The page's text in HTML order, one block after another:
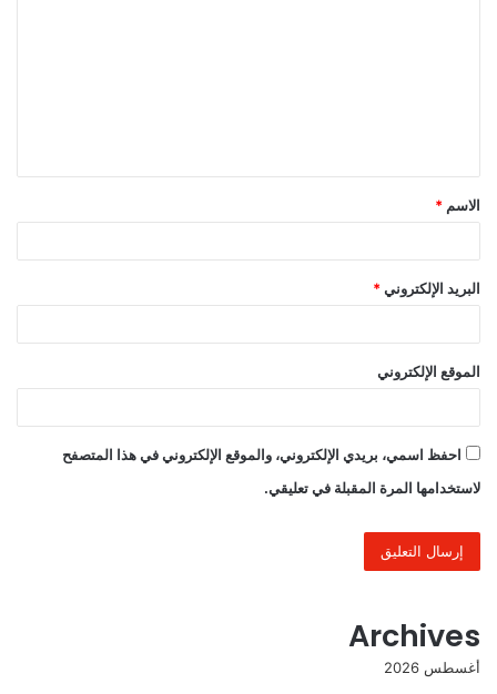
ق
*
الاسم *
البريد الإلكتروني *
الموقع الإلكتروني
احفظ اسمي، بريدي الإلكتروني، والموقع الإلكتروني في هذا المتصفح
لاستخدامها المرة المقبلة في تعليقي.
Archives
أغسطس 2026